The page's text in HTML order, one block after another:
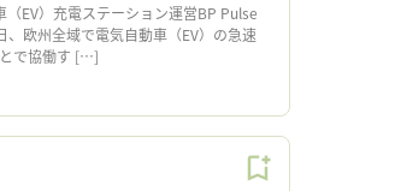
EV）充電ステーション運営BP Pulse
、欧州全域で電気自動車（EV）の急速
で協働す […]